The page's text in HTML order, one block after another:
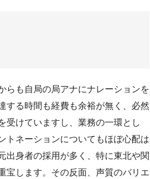
らも自局の局アナにナレーションを
する時間も経費も余裕が無く、必然
受けていますし、業務の一環とし
トネーションについてもほぼ心配は
出身者の採用が多く、特に東北や関
宝します。その反面、声質のバリエ